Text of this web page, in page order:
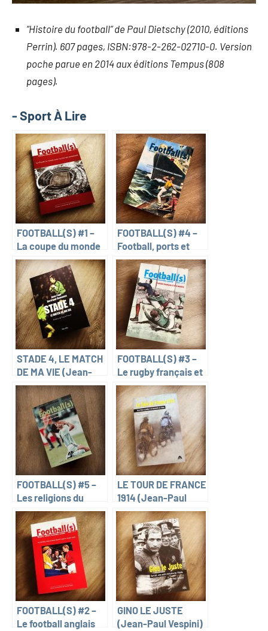
“Histoire du football” de Paul Dietschy (2010, éditions
Perrin). 607 pages, ISBN:978-2-262-02710-0. Version
poche parue en 2014 aux éditions Tempus (808
pages).
- Sport À Lire
FOOTBALL(S) #1 –
La coupe du monde
dans toutes ses
dimensions
FOOTBALL(S) #4 –
Football, ports et
circulations
maritimes
STADE 4, LE MATCH
DE MA VIE (Jean-
Paul Bertrand-
Demanes)
FOOTBALL(S) #3 –
Le rugby français et
son modèle
FOOTBALL(S) #5 –
Les religions du
football
LE TOUR DE FRANCE
1914 (Jean-Paul
Bourgier)
FOOTBALL(S) #2 –
Le football anglais
GINO LE JUSTE
(Jean-Paul Vespini)